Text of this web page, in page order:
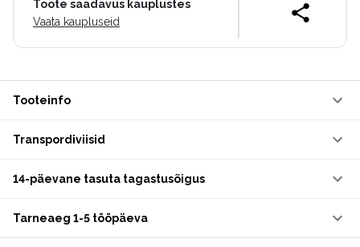
Toote saadavus kauplustes
Vaata kaupluseid
Tooteinfo
Transpordiviisid
14-päevane tasuta tagastusõigus
Tarneaeg 1-5 tööpäeva